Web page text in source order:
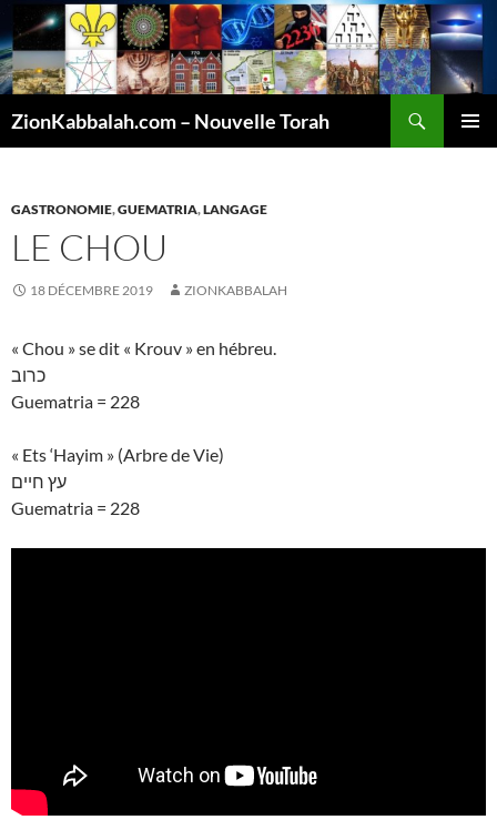
ZionKabbalah.com – Nouvelle Torah
GASTRONOMIE,GUEMATRIA,LANGAGE
LE CHOU
18 DÉCEMBRE 2019 ZIONKABBALAH
« Chou » se dit « Krouv » en hébreu.
כרוב
Guematria = 228
« Ets ‘Hayim » (Arbre de Vie)
עץ חיים
Guematria = 228